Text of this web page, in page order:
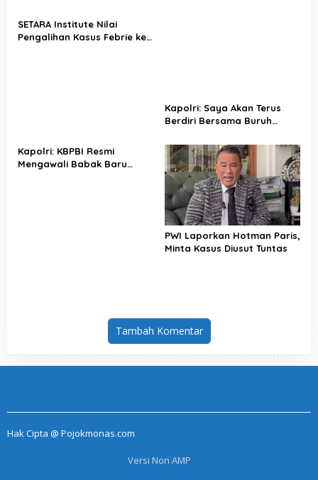
SETARA Institute Nilai
Pengalihan Kasus Febrie ke
Kapolri: Saya Akan Terus
Berdiri Bersama Buruh
Kapolri: KBPBI Resmi
Mengawali Babak Baru
PWI Laporkan Hotman Paris,
Minta Kasus Diusut Tuntas
Tambah Komentar
Hak Cipta @ Pojokmonas.com
Versi Non AMP